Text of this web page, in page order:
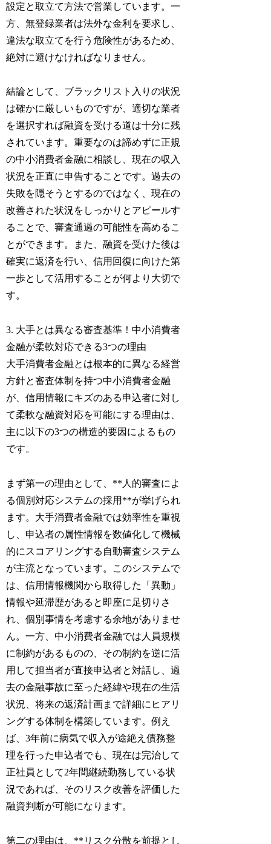
設定と取立て方法で営業しています。一
方、無登録業者は法外な金利を要求し、
違法な取立てを行う危険性があるため、
絶対に避けなければなりません。
結論として、ブラックリスト入りの状況
は確かに厳しいものですが、適切な業者
を選択すれば融資を受ける道は十分に残
されています。重要なのは諦めずに正規
の中小消費者金融に相談し、現在の収入
状況を正直に申告することです。過去の
失敗を隠そうとするのではなく、現在の
改善された状況をしっかりとアピールす
ることで、審査通過の可能性を高めるこ
とができます。また、融資を受けた後は
確実に返済を行い、信用回復に向けた第
一歩として活用することが何より大切で
す。
3. 大手とは異なる審査基準！中小消費者
金融が柔軟対応できる3つの理由
大手消費者金融とは根本的に異なる経営
方針と審査体制を持つ中小消費者金融
が、信用情報にキズのある申込者に対し
て柔軟な融資対応を可能にする理由は、
主に以下の3つの構造的要因によるもの
です。
まず第一の理由として、**人的審査によ
る個別対応システムの採用**が挙げられ
ます。大手消費者金融では効率性を重視
し、申込者の属性情報を数値化して機械
的にスコアリングする自動審査システム
が主流となっています。このシステムで
は、信用情報機関から取得した「異動」
情報や延滞歴があると即座に足切りさ
れ、個別事情を考慮する余地がありませ
ん。一方、中小消費者金融では人員規模
に制約があるものの、その制約を逆に活
用して担当者が直接申込者と対話し、過
去の金融事故に至った経緯や現在の生活
状況、将来の返済計画まで詳細にヒアリ
ングする体制を構築しています。例え
ば、3年前に病気で収入が途絶え債務整
理を行った申込者でも、現在は完治して
正社員として2年間継続勤務している状
況であれば、そのリスク改善を評価した
融資判断が可能になります。
第二の理由は、**リスク分散を前提とし